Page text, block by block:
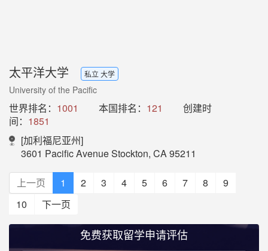
太平洋大学 私立 大学
University of the Pacific
世界排名： 1001 本国排名： 121
创建时
间： 1851
[加利福尼亚州]
3601 Pacific Avenue Stockton, CA 95211
上一页 1 2 3 4 5 6 7 8
9
10
下一页
免费获取留学申请评估